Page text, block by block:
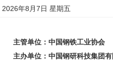
2026年8月7日 星期五
主管单位：中国钢铁工业协会
主办单位：中国钢研科技集